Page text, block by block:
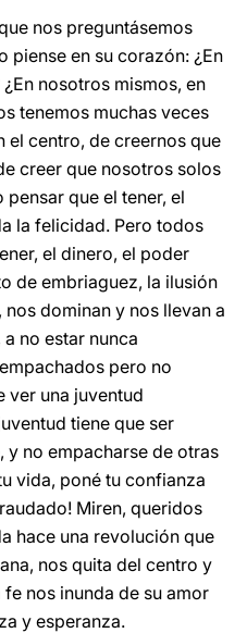
nos preguntásemos
piense en su corazón: ¿En
nosotros mismos, en
tenemos muchas veces
el centro, de creernos que
creer que nosotros solos
que el tener, el
la felicidad. Pero todos
el dinero, el poder
de embriaguez, la ilusión
dominan y nos llevan a
no estar nunca
pero no
ver una juventud
tiene que ser
y no empacharse de otras
vida, poné tu confianza
Miren, queridos
hace una revolución que
nos quita del centro y
nos inunda de su amor
y esperanza.